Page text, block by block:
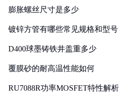
膨胀螺丝尺寸是多少
镀锌方管有哪些常见规格和型号
D400球墨铸铁井盖重多少
覆膜砂的耐高温性能如何
RU7088R功率MOSFET特性解